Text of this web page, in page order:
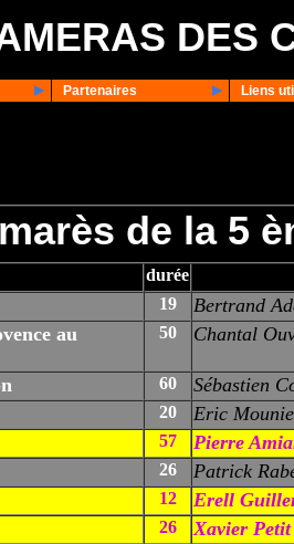
de la 5
durée
19
Bertrand
au
50 Chantal
60
Sébastien
20
Eric
57 Pierre
26
Patrick
12 Erell
26 Xavier Petit
DES
Partenaires Liens